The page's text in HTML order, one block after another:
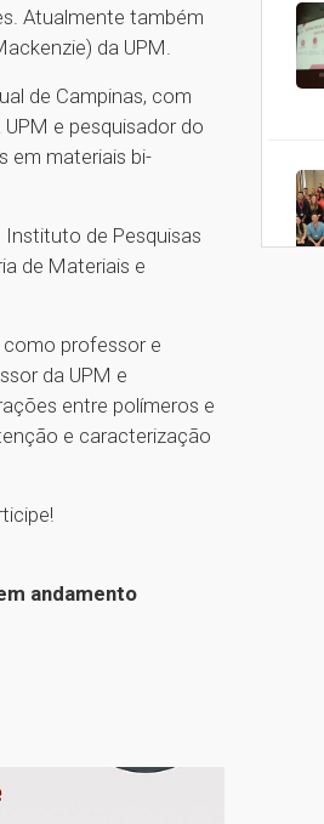
Atualmente também
da UPM.
de Campinas, com
e pesquisador do
em materiais bi-
de Pesquisas
de Materiais e
como professor e
da UPM e
entre polímeros e
e caracterização
andamento